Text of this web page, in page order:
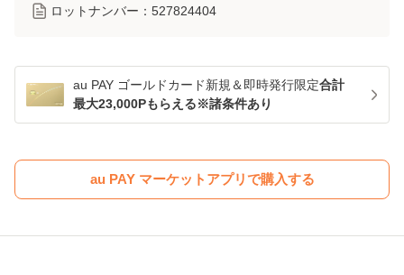
ロットナンバー： 527824404
au PAY ゴールドカード新規＆即時発行限定合計
最大23,000Pもらえる※諸条件あり
au PAY マーケットアプリで購入する